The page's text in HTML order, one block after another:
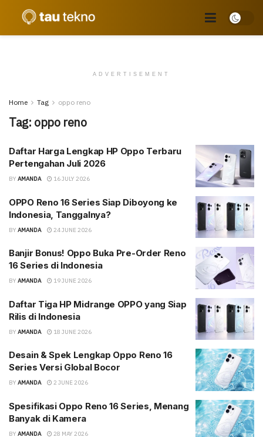
ADVERTISEMENT
Home Tag oppo reno
Tag: oppo reno
Daftar Harga Lengkap HP Oppo Terbaru
Pertengahan Juli 2026
BY AMANDA 16 JULY 2026
OPPO Reno 16 Series Siap Diboyong ke
Indonesia, Tanggalnya?
BY AMANDA 24 JUNE 2026
Banjir Bonus! Oppo Buka Pre-Order Reno
16 Series di Indonesia
BY AMANDA 19 JUNE 2026
Daftar Tiga HP Midrange OPPO yang Siap
Rilis di Indonesia
BY AMANDA 18 JUNE 2026
Desain & Spek Lengkap Oppo Reno 16
Series Versi Global Bocor
BY AMANDA 2 JUNE 2026
Spesifikasi Oppo Reno 16 Series, Menang
Banyak di Kamera
BY AMANDA 28 MAY 2026